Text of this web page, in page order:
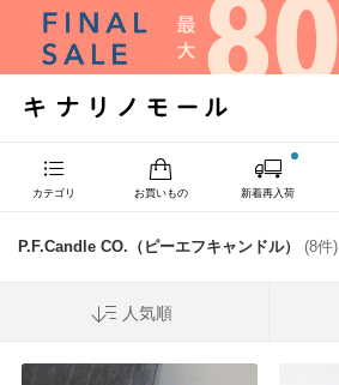
カテゴリ お買いもの 新着再入荷
P.F.Candle CO.（ピーエフキャンドル） (8件)
人気順